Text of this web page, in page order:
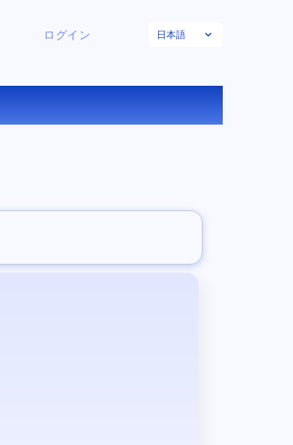
ログイン 日本語